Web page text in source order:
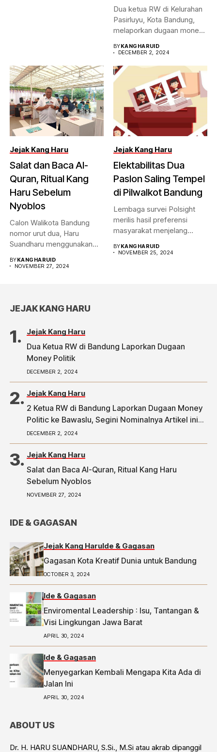
Dua ketua RW di Kelurahan
Pasirluyu, Kota Bandung,
melaporkan dugaan money
BYKANGHARUID
DECEMBER 2, 2024
Jejak Kang Haru
Salat dan Baca Al-
Quran, Ritual Kang
Haru Sebelum
Nyoblos
Calon Walikota Bandung
nomor urut dua, Haru
Suandharu menggunakan
BYKANGHARUID
NOVEMBER 27, 2024
Jejak Kang Haru
Elektabilitas Dua
Paslon Saling Tempel
di Pilwalkot Bandung
Lembaga survei Polsight
merilis hasil preferensi
masyarakat menjelang
Hasilnya,...
BYKANGHARUID
NOVEMBER 25, 2024
JEJAK KANG HARU
Jejak Kang Haru
Dua Ketua RW di Bandung Laporkan Dugaan
Money Politik
DECEMBER 2, 2024
Jejak Kang Haru
2 Ketua RW di Bandung Laporkan Dugaan Money
Politic ke Bawaslu, Segini Nominalnya Artikel ini
telah tayang di Tribunpriangan.com dengan judul
2 Ketua RW di Bandung Laporkan Dugaan Money
Politic ke Bawaslu, Segini Nominalnya,
https://priangan.tribunnews.com/2024/11/30/2-
ketua-rw-di-bandung-laporkan-dugaan-money-
DECEMBER 2, 2024
Jejak Kang Haru
Salat dan Baca Al-Quran, Ritual Kang Haru
Sebelum Nyoblos
NOVEMBER 27, 2024
IDE & GAGASAN
Jejak Kang HaruIde & Gagasan
Gagasan Kota Kreatif Dunia untuk Bandung
OCTOBER 3, 2024
Ide & Gagasan
Enviromental Leadership : Isu, Tantangan &
Visi Lingkungan Jawa Barat
APRIL 30, 2024
Ide & Gagasan
Menyegarkan Kembali Mengapa Kita Ada di
Jalan Ini
APRIL 30, 2024
ABOUT US
Dr. H. HARU SUANDHARU, S.Si., M.Si atau akrab dipanggil